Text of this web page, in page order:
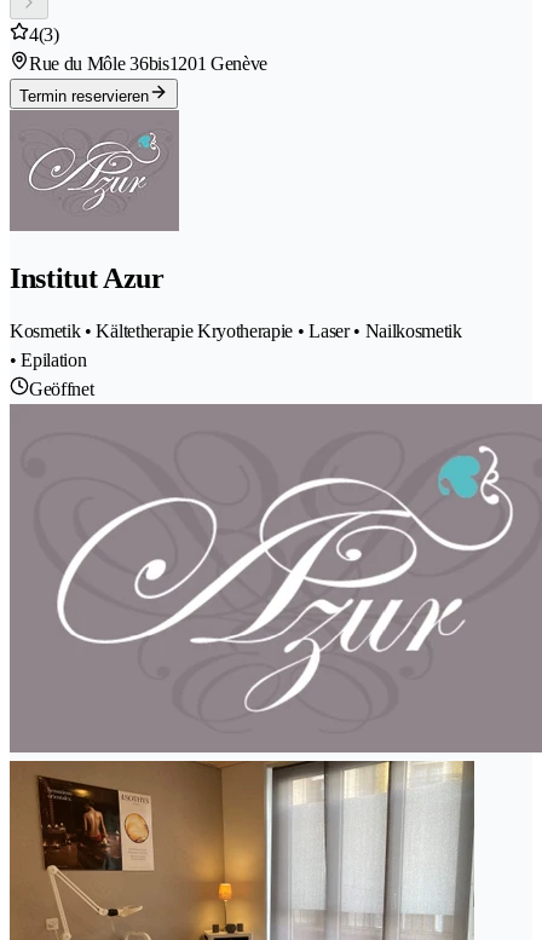
4(3)
Rue du Môle 36bis1201 Genève
Termin reservieren
Institut Azur
Kosmetik • Kältetherapie Kryotherapie • Laser • Nailkosmetik
• Epilation
Geöffnet